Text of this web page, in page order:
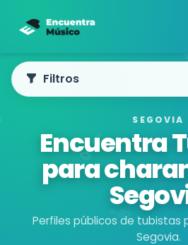
SEGOVIA
Encuentra
para
Perfiles públicos de tubistas
Segovia.
Filtros